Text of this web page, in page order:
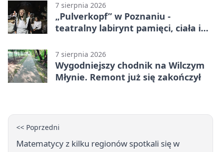
7 sierpnia 2026
„Pulverkopf” w Poznaniu -
teatralny labirynt pamięci, ciała i
7 sierpnia 2026
Wygodniejszy chodnik na Wilczym
Młynie. Remont już się zakończył
<< Poprzedni
Matematycy z kilku regionów spotkali się w